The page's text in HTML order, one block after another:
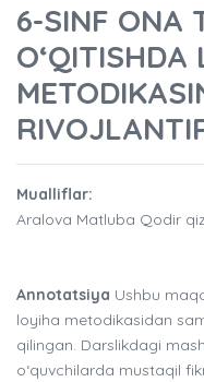
6-SINF ONA
O‘QITISHDA
Mualliflar:
Aralova Matluba Qodir
Annotatsiya Ushbu
loyiha metodikasidan
qilingan. Darslikdagi
o‘quvchilarda mustaqil